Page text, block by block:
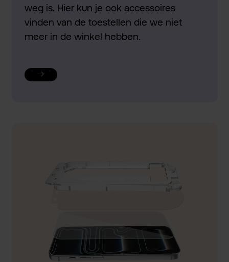
weg is. Hier kun je ook accessoires
vinden van de toestellen die we niet
meer in de winkel hebben.